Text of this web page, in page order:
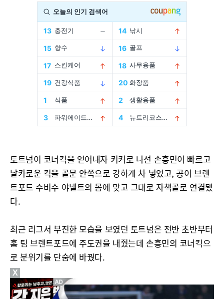
토트넘이 코너킥을 얻어내자 키커로 나선 손흥민이 빠르고
날카로운 킥을 골문 안쪽으로 강하게 차 넣었고, 공이 브렌
트포드 수비수 야넬트의 몸에 맞고 그대로 자책골로 연결됐
다.
최근 리그서 부진한 모습을 보였던 토트넘은 전반 초반부터
홈 팀 브렌트포드에 주도권을 내줬는데 손흥민의 코너킥으
로 분위기를 단숨에 바꿨다.
X